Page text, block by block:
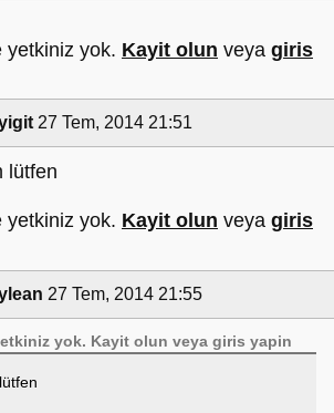
yetkiniz yok. Kayit olun veya giris
27 Tem, 2014 21:51
lütfen
yetkiniz yok. Kayit olun veya giris
27 Tem, 2014 21:55
yok. Kayit olun veyagiris yapin